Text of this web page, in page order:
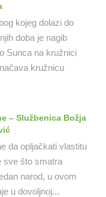
kojeg dolazi do
doba je nagib
Sunca na kružnici
kružnicu
– Službenica Božja
da opljačkati vlastitu
sve što smatra
narod, u ovom
u dovoljnoj...